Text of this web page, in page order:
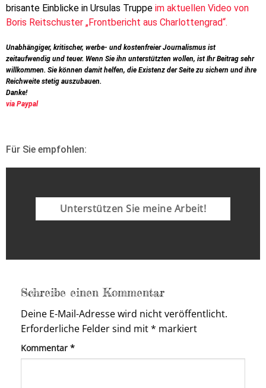
brisante Einblicke in Ursulas Truppe im aktuellen Video von
Boris Reitschuster „Frontbericht aus Charlottengrad“.
Unabhängiger, kritischer, werbe- und kostenfreier Journalismus ist
zeitaufwendig und teuer. Wenn Sie ihn unterstützten wollen, ist Ihr Beitrag sehr
willkommen. Sie können damit helfen, die Existenz der Seite zu sichern und ihre
Reichweite stetig auszubauen.
​Danke!
via Paypal
Für Sie empfohlen:
Unterstützen Sie meine Arbeit!
Schreibe einen Kommentar
Deine E-Mail-Adresse wird nicht veröffentlicht.
Erforderliche Felder sind mit* markiert
Kommentar *